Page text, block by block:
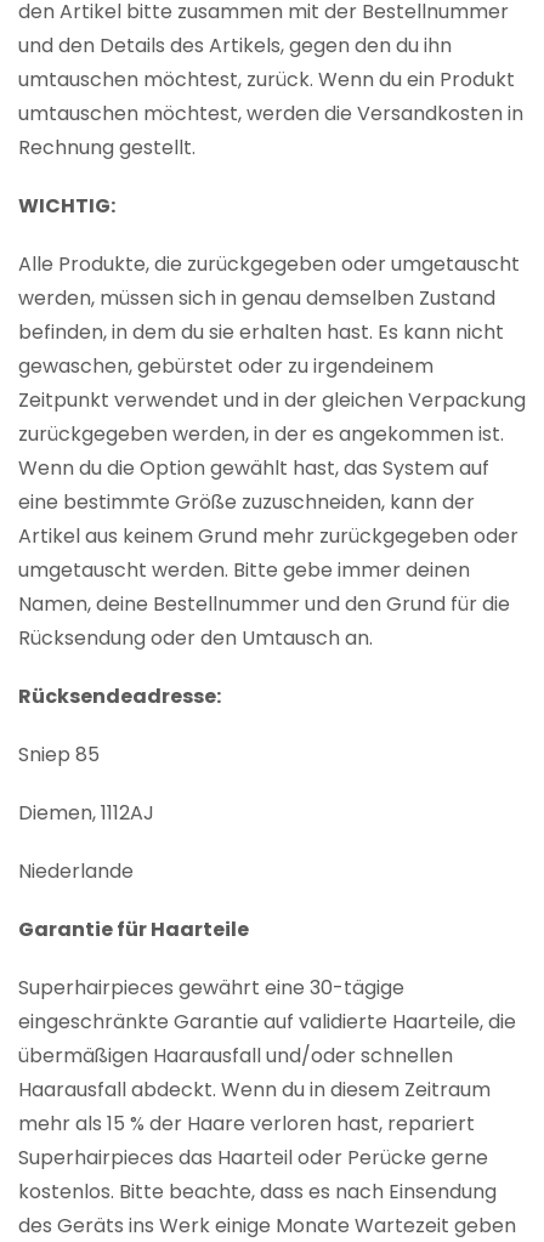
den Artikel bitte zusammen mit der Bestellnummer
und den Details des Artikels, gegen den du ihn
umtauschen möchtest, zurück. Wenn du ein Produkt
umtauschen möchtest, werden die Versandkosten in
Rechnung gestellt.
WICHTIG:
Alle Produkte, die zurückgegeben oder umgetauscht
werden, müssen sich in genau demselben Zustand
befinden, in dem du sie erhalten hast. Es kann nicht
gewaschen, gebürstet oder zu irgendeinem
Zeitpunkt verwendet und in der gleichen Verpackung
zurückgegeben werden, in der es angekommen ist.
Wenn du die Option gewählt hast, das System auf
eine bestimmte Größe zuzuschneiden, kann der
Artikel aus keinem Grund mehr zurückgegeben oder
umgetauscht werden. Bitte gebe immer deinen
Namen, deine Bestellnummer und den Grund für die
Rücksendung oder den Umtausch an.
Rücksendeadresse:
Sniep 85
Diemen, 1112AJ
Niederlande
Garantie für Haarteile
Superhairpieces gewährt eine 30-tägige
eingeschränkte Garantie auf validierte Haarteile, die
übermäßigen Haarausfall und/oder schnellen
Haarausfall abdeckt. Wenn du in diesem Zeitraum
mehr als 15 % der Haare verloren hast, repariert
Superhairpieces das Haarteil oder Perücke gerne
kostenlos. Bitte beachte, dass es nach Einsendung
des Geräts ins Werk einige Monate Wartezeit geben